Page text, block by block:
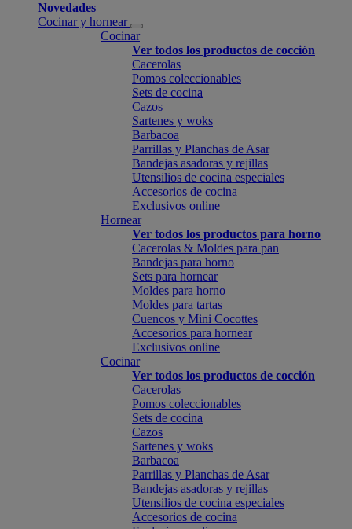
Novedades
Cocinar y hornear
Cocinar
Ver todos los productos de cocción
Cacerolas
Pomos coleccionables
Sets de cocina
Cazos
Sartenes y woks
Barbacoa
Parrillas y Planchas de Asar
Bandejas asadoras y rejillas
Utensilios de cocina especiales
Accesorios de cocina
Exclusivos online
Hornear
Ver todos los productos para horno
Cacerolas & Moldes para pan
Bandejas para horno
Sets para hornear
Moldes para horno
Moldes para tartas
Cuencos y Mini Cocottes
Accesorios para hornear
Exclusivos online
Cocinar
Ver todos los productos de cocción
Cacerolas
Pomos coleccionables
Sets de cocina
Cazos
Sartenes y woks
Barbacoa
Parrillas y Planchas de Asar
Bandejas asadoras y rejillas
Utensilios de cocina especiales
Accesorios de cocina